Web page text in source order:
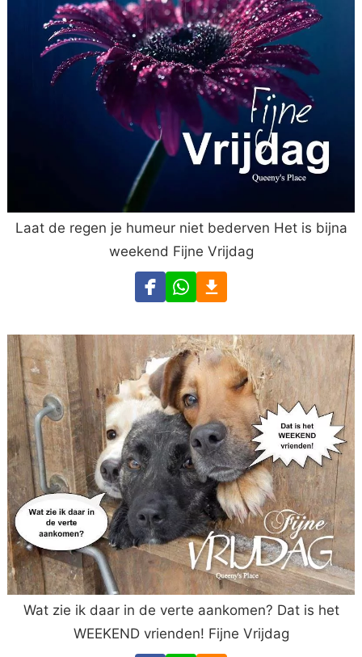
Laat de regen je humeur niet bederven Het is bijna
weekend Fijne Vrijdag
Wat zie ik daar in de verte aankomen? Dat is het
WEEKEND vrienden! Fijne Vrijdag